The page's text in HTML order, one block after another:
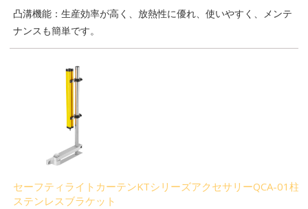
凸溝機能：生産効率が高く、放熱性に優れ、使いやすく、メンテ
ナンスも簡単です。
セーフティライトカーテンKTシリーズアクセサリーQCA-01柱
ステンレスブラケット